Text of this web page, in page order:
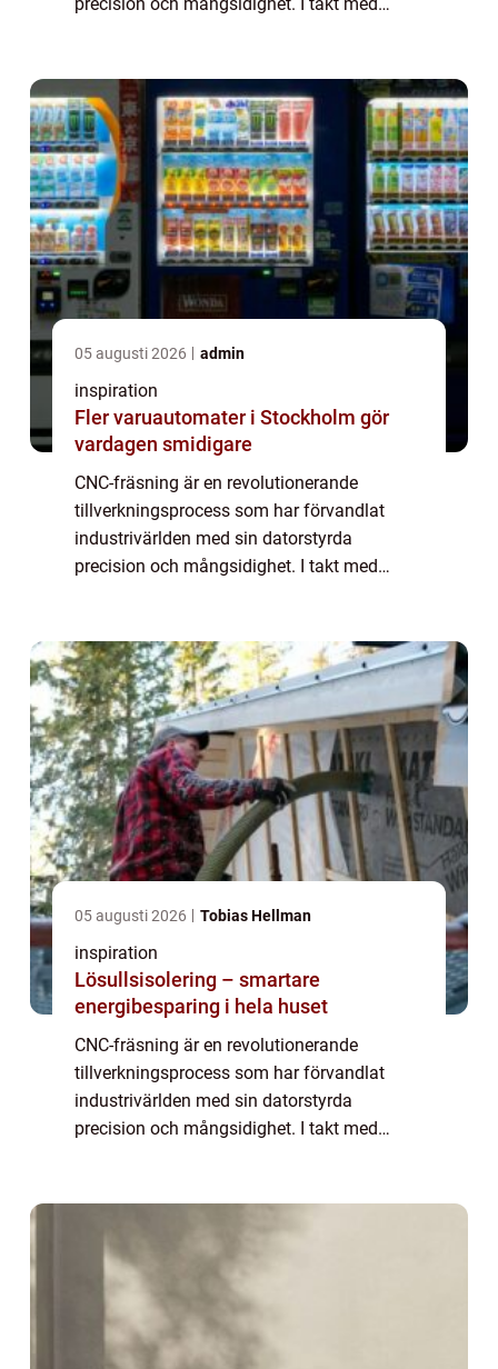
05 augusti 2026 admin
inspiration
Fler varuautomater i Stockholm gör
vardagen smidigare
CNC-fräsning är en revolutionerande
tillverkningsprocess som har förvandlat
industrivärlden med sin datorstyrda
precision och mångsidighet. I takt med
05 augusti 2026 Tobias Hellman
inspiration
Lösullsisolering – smartare
energibesparing i hela huset
CNC-fräsning är en revolutionerande
tillverkningsprocess som har förvandlat
industrivärlden med sin datorstyrda
precision och mångsidighet. I takt med